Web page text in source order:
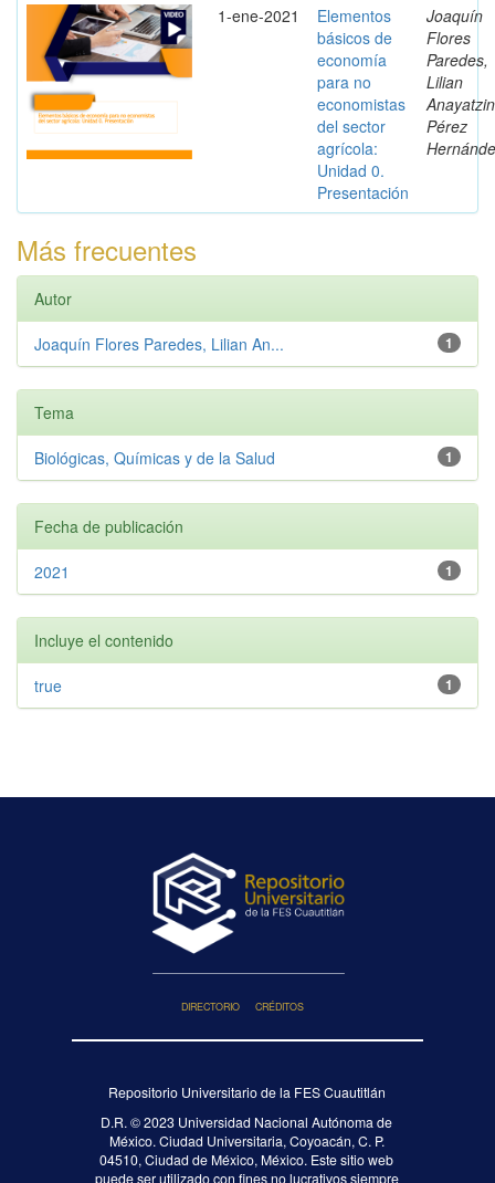
1-ene-2021
Elementos
básicos de
economía
para no
economistas
del sector
agrícola:
Unidad 0.
Presentación
Joaquín
Flores
Paredes,
Lilian
Anayatzin
Pérez
Más frecuentes
Autor
1
Joaquín Flores Paredes, Lilian An...
Tema
1
Biológicas, Químicas y de la Salud
Fecha de publicación
1
2021
Incluye el contenido
1
true
DIRECTORIO CRÉDITOS
Repositorio Universitario de la FES Cuautitlán
D.R. ©2023 Universidad Nacional Autónoma de
México. Ciudad Universitaria, Coyoacán, C. P.
04510, Ciudad de México, México. Este sitio web
puede ser utilizado con fines no lucrativos siempre